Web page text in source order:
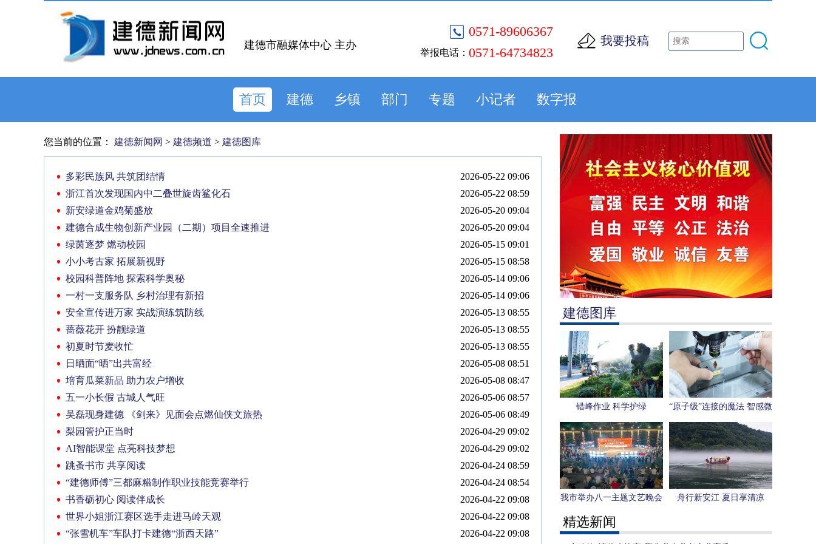
0571-89606367
举报电话： 0571-64734823
我要投稿
建德市融媒体中心 主办
首页 建德 乡镇 部门 专题 小记者 数字报
建德图库
错峰作业 科学护绿
“原子级”连接的魔法 智感微
电子用一枚芯片感知“人形
机器人”未来
我市举办八一主题文艺晚会 舟行新安江 夏日享清凉
精选新闻
您当前的位置： 建德新闻网 > 建德频道 > 建德图库
2026-05-22 09:06
多彩民族风 共筑团结情
2026-05-22 08:59
浙江首次发现国内中二叠世旋齿鲨化石
2026-05-20 09:04
新安绿道金鸡菊盛放
2026-05-20 09:04
建德合成生物创新产业园（二期）项目全速推进
2026-05-15 09:01
绿茵逐梦 燃动校园
2026-05-15 08:58
小小考古家 拓展新视野
2026-05-14 09:06
校园科普阵地 探索科学奥秘
2026-05-14 09:06
一村一支服务队 乡村治理有新招
2026-05-13 08:55
安全宣传进万家 实战演练筑防线
2026-05-13 08:55
蔷薇花开 扮靓绿道
2026-05-13 08:55
初夏时节麦收忙
2026-05-08 08:51
日晒面“晒”出共富经
2026-05-08 08:47
培育瓜菜新品 助力农户增收
2026-05-06 08:57
五一小长假 古城人气旺
2026-05-06 08:49
吴磊现身建德 《剑来》见面会点燃仙侠文旅热
2026-04-29 09:02
梨园管护正当时
2026-04-29 09:02
AI智能课堂 点亮科技梦想
2026-04-24 08:59
跳蚤书市 共享阅读
2026-04-24 08:54
“建德师傅”三都麻糍制作职业技能竞赛举行
2026-04-22 09:08
书香砺初心 阅读伴成长
2026-04-22 09:08
世界小姐浙江赛区选手走进马岭天观
2026-04-22 09:08
“张雪机车”车队打卡建德“浙西天路”